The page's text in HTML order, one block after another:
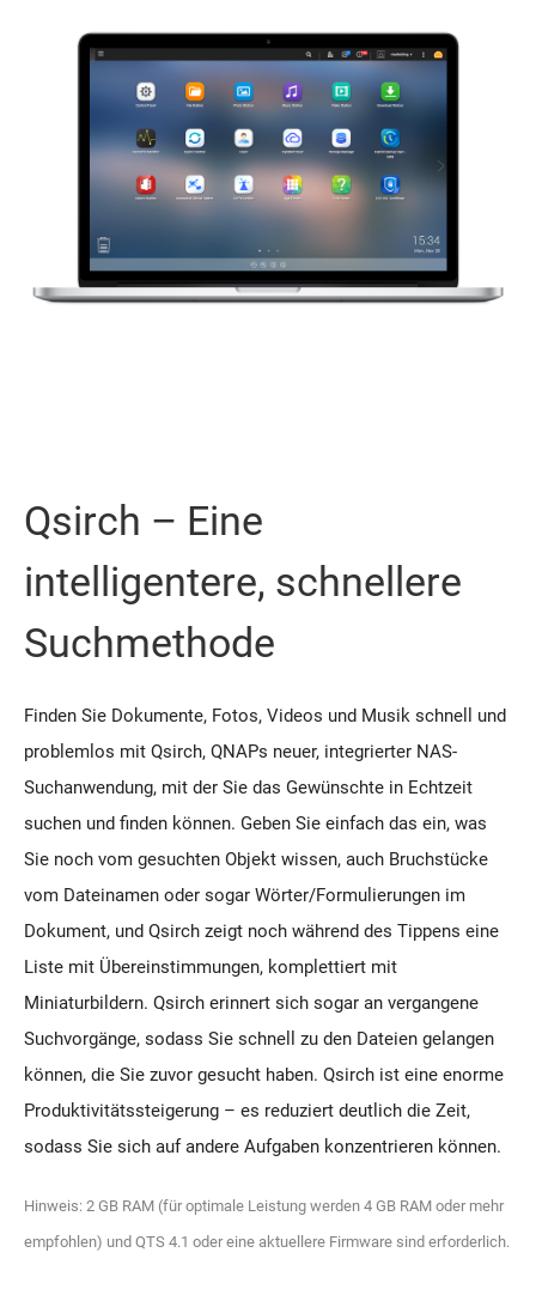
Qsirch – Eine
intelligentere, schnellere
Suchmethode
Finden Sie Dokumente, Fotos, Videos und Musik schnell und
problemlos mit Qsirch, QNAPs neuer, integrierter NAS-
Suchanwendung, mit der Sie das Gewünschte in Echtzeit
suchen und finden können. Geben Sie einfach das ein, was
Sie noch vom gesuchten Objekt wissen, auch Bruchstücke
vom Dateinamen oder sogar Wörter/Formulierungen im
Dokument, und Qsirch zeigt noch während des Tippens eine
Liste mit Übereinstimmungen, komplettiert mit
Miniaturbildern. Qsirch erinnert sich sogar an vergangene
Suchvorgänge, sodass Sie schnell zu den Dateien gelangen
können, die Sie zuvor gesucht haben. Qsirch ist eine enorme
Produktivitätssteigerung – es reduziert deutlich die Zeit,
sodass Sie sich auf andere Aufgaben konzentrieren können.
Hinweis: 2 GB RAM (für optimale Leistung werden 4 GB RAM oder mehr
empfohlen) und QTS 4.1 oder eine aktuellere Firmware sind erforderlich.